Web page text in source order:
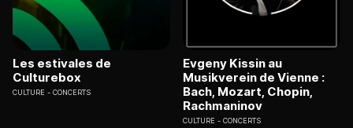
Les estivales de
Culturebox
CULTURE CONCERTS
Evgeny Kissin au
Musikverein de Vienne :
Bach, Mozart, Chopin,
Rachmaninov
CULTURE CONCERTS